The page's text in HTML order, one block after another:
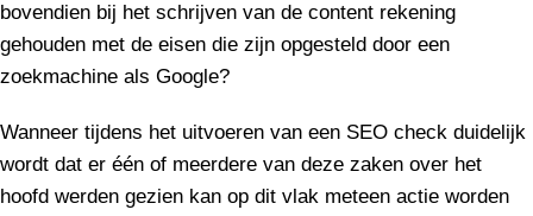
bovendien bij het schrijven van de content rekening
gehouden met de eisen die zijn opgesteld door een
zoekmachine als Google?
Wanneer tijdens het uitvoeren van een SEO check duidelijk
wordt dat er één of meerdere van deze zaken over het
hoofd werden gezien kan op dit vlak meteen actie worden